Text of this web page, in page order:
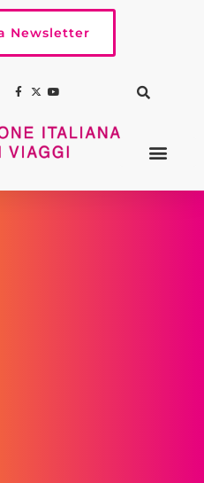
Newsletter